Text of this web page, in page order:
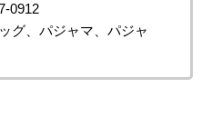
0912
グ、パジャマ、パジャ